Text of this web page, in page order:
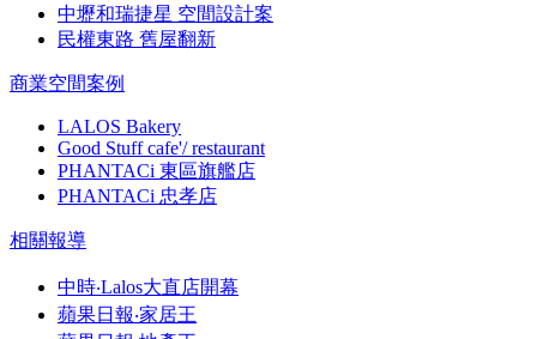
中壢和瑞捷星 空間設計案
民權東路 舊屋翻新
商業空間案例
LALOS Bakery
Good Stuff cafe'/ restaurant
PHANTACi 東區旗艦店
PHANTACi 忠孝店
相關報導
中時‧Lalos大直店開幕
蘋果日報‧家居王